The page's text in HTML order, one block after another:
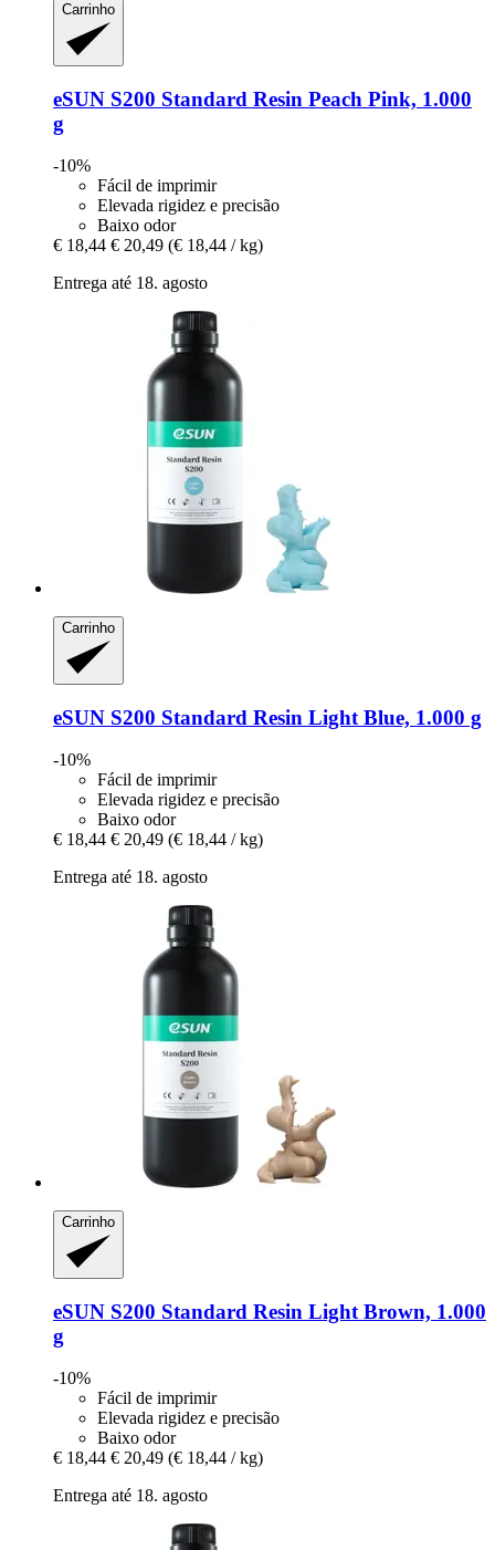
Carrinho
eSUN S200 Standard Resin Peach Pink, 1.000
g
-10%
Fácil de imprimir
Elevada rigidez e precisão
Baixo odor
€ 18,44 € 20,49 (€ 18,44 / kg)
Entrega até 18. agosto
Carrinho
eSUN S200 Standard Resin Light Blue, 1.000 g
-10%
Fácil de imprimir
Elevada rigidez e precisão
Baixo odor
€ 18,44 € 20,49 (€ 18,44 / kg)
Entrega até 18. agosto
Carrinho
eSUN S200 Standard Resin Light Brown, 1.000
g
-10%
Fácil de imprimir
Elevada rigidez e precisão
Baixo odor
€ 18,44 € 20,49 (€ 18,44 / kg)
Entrega até 18. agosto